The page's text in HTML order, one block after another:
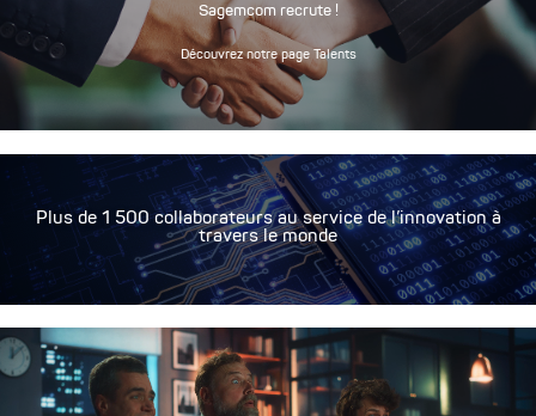
Sagemcom recrute !
Découvrez notre page Talents
Plus de 1 500 collaborateurs au service de l’innovation à
travers le monde